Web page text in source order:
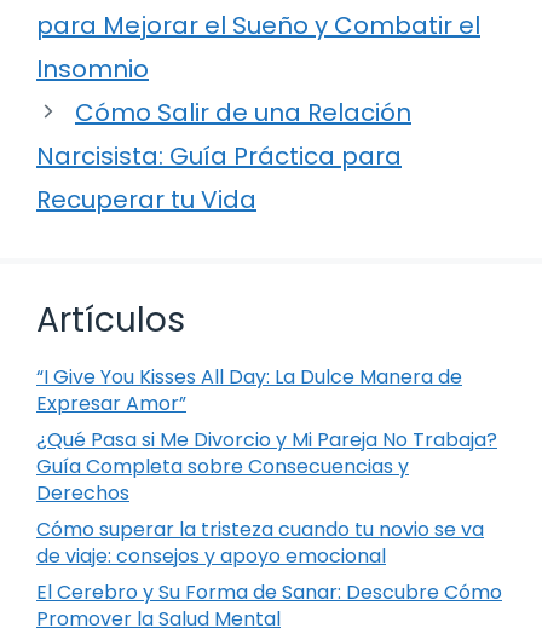
para Mejorar el Sueño y Combatir el
Insomnio
Cómo Salir de una Relación
Narcisista: Guía Práctica para
Recuperar tu Vida
Artículos
“I Give You Kisses All Day: La Dulce Manera de
Expresar Amor”
¿Qué Pasa si Me Divorcio y Mi Pareja No Trabaja?
Guía Completa sobre Consecuencias y
Derechos
Cómo superar la tristeza cuando tu novio se va
de viaje: consejos y apoyo emocional
El Cerebro y Su Forma de Sanar: Descubre Cómo
Promover la Salud Mental